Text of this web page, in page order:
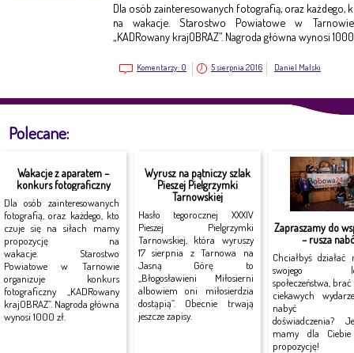
Dla osób zainteresowanych fotografią, oraz każdego,
na wakacje. Starostwo Powiatowe w
„KADRowany krajOBRAZ”. Nagroda główna wynosi 1000
Komentarzy: 0 5 sierpnia 2016 Daniel Malski
Polecane:
Wakacje z aparatem –
konkurs fotograficzny
Dla osób zainteresowanych
fotografią, oraz każdego, kto
czuje się na siłach mamy
propozycję na
wakacje. Starostwo
Powiatowe w Tarnowie
organizuje konkurs
fotograficzny „KADRowany
krajOBRAZ”. Nagroda główna
wynosi 1000 zł.
Wyrusz na pątniczy szlak
Pieszej Pielgrzymki
Tarnowskiej
Hasło tegorocznej XXXIV
Pieszej Pielgrzymki
Tarnowskiej, która wyruszy
17 sierpnia z Tarnowa na
Jasną Górę to
„Błogosławieni Miłosierni
albowiem oni miłosierdzia
dostąpią”. Obecnie trwają
jeszcze zapisy.
Zapraszamy do
– rusza
Chciałbyś działać
swojego
społeczeństwa,
ciekawych
nabyć
doświadczenia?
mamy dla Ciebie
propozycję!